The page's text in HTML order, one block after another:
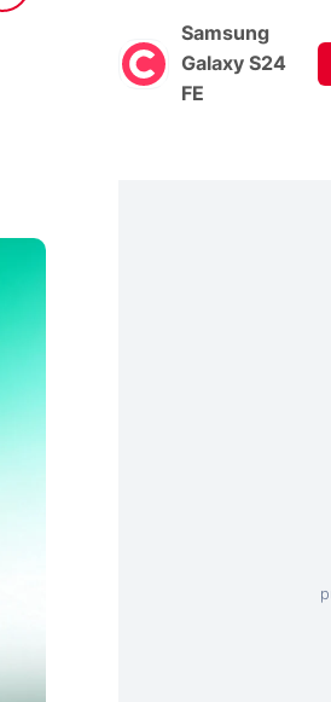
Samsung
Galaxy S24
FE